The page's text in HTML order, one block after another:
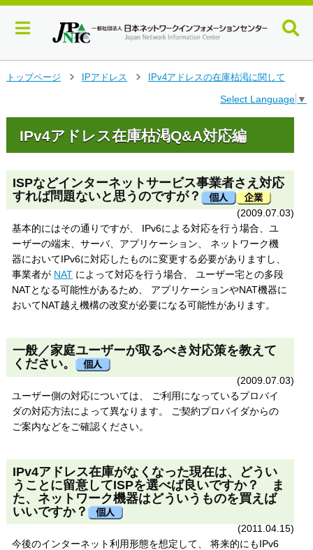
コ
ツ
トップページ
IPアドレス
IPv4アドレスの在庫枯渇に関して
Select Language ▼
IPv4アドレス在庫枯渇Q&A対応編
ISPなどインターネットサービス事業者さえ対応
すれば問題ないと思うのですが？
(2009.07.03)
基本的にはその通りですが、 IPv6による対応を行う場合、ユ
ーザーの端末、サーバ、アプリケーション、 ネットワーク機
器においてIPv6に対応したものに変更する必要がありますし、
事業者が NAT によって対応を行う場合、 ユーザー宅との多段
NATとなる可能性があるため、 アプリケーションやNAT機器に
おいてNAT越え機構の改変が必要になる可能性があります。
一般／家庭ユーザーが取るべき対応策を教えて
ください。
(2009.07.03)
ユーザー側の対応については、 ご利用になっているプロバイ
ダの対応方法によって異なります。 ご契約プロバイダからの
ご案内などをご確認ください。
IPv4アドレス在庫がなくなった現在は、どうい
うことに留意してISPを選べば良いですか？ ま
た、ネットワーク機器はどういうものを買えば
いいですか？
(2011.04.15)
今後のインターネット利用形態を想定して、 将来的にもIPv6